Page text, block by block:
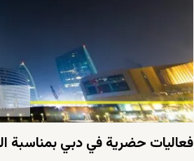
فعاليات حضرية في دبي بمناسبة